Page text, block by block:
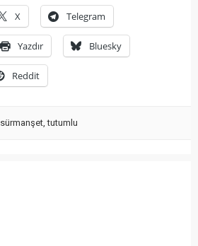
X Telegram
Yazdır Bluesky
Reddit
sürmanşet,tutumlu